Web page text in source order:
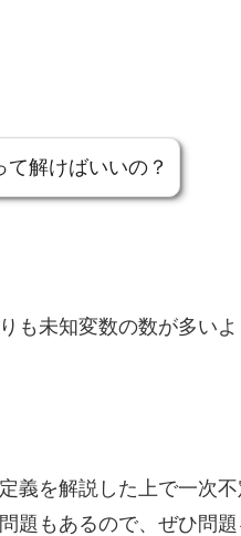
解けばいいの？
も未知変数の数が多い
義を解説した上で一次
題もあるので、ぜひ問題